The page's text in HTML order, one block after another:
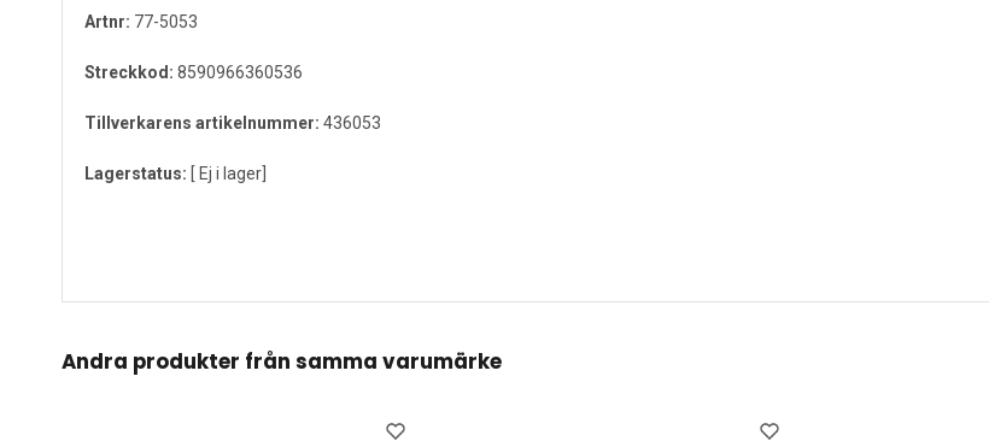
Artnr: 77-5053
Streckkod: 8590966360536
Tillverkarens artikelnummer: 436053
Lagerstatus: [ Ej i lager]
Andra produkter från samma varumärke